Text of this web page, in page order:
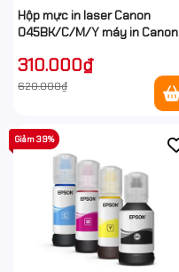
Hộp mực in laser Canon
045BK/C/M/Y máy in Canon
Hancomputer
310.000₫
620.000₫
Giảm 39%